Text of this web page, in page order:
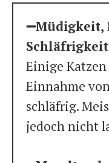
Schläfrigkeit
Einige
Einnahme
schläfrig.
jedoch nicht